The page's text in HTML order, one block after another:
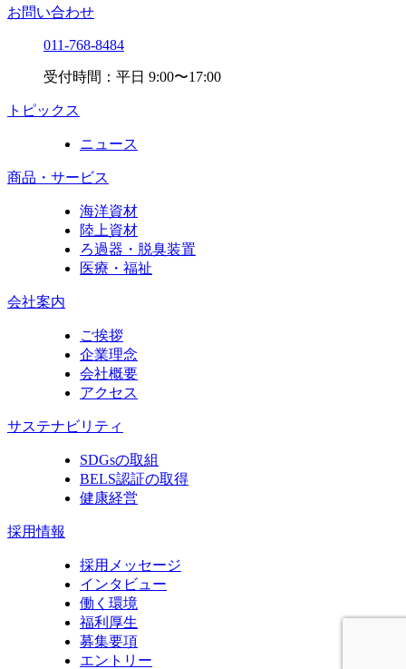
お問い合わせ
011-768-8484
受付時間：平日 9:00〜17:00
トピックス
ニュース
商品・サービス
海洋資材
陸上資材
ろ過器・脱臭装置
医療・福祉
会社案内
ご挨拶
企業理念
会社概要
アクセス
サステナビリティ
SDGsの取組
BELS認証の取得
健康経営
採用情報
採用メッセージ
インタビュー
働く環境
福利厚生
募集要項
エントリー